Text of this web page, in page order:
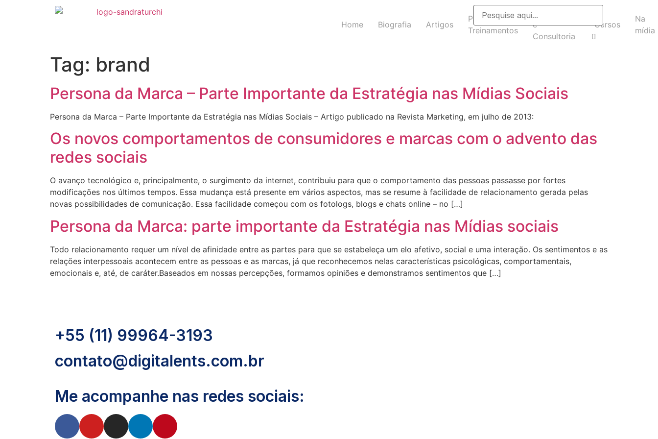
Home Biografia Artigos
Palestras e
Treinamentos
e
Consultoria
Cursos
Na
mídia
Tag: brand
Persona da Marca – Parte Importante da Estratégia nas Mídias Sociais
Persona da Marca – Parte Importante da Estratégia nas Mídias Sociais – Artigo publicado na Revista Marketing, em julho de 2013:
Os novos comportamentos de consumidores e marcas com o advento das
redes sociais
O avanço tecnológico e, principalmente, o surgimento da internet, contribuiu para que o comportamento das pessoas passasse por fortes
modificações nos últimos tempos. Essa mudança está presente em vários aspectos, mas se resume à facilidade de relacionamento gerada pelas
novas possibilidades de comunicação. Essa facilidade começou com os fotologs, blogs e chats online – no […]
Persona da Marca: parte importante da Estratégia nas Mídias sociais
Todo relacionamento requer um nível de afinidade entre as partes para que se estabeleça um elo afetivo, social e uma interação. Os sentimentos e as
relações interpessoais acontecem entre as pessoas e as marcas, já que reconhecemos nelas características psicológicas, comportamentais,
emocionais e, até, de caráter.Baseados em nossas percepções, formamos opiniões e demonstramos sentimentos que […]
+55 (11) 99964-3193
contato@digitalents.com.br
Me acompanhe nas redes sociais: